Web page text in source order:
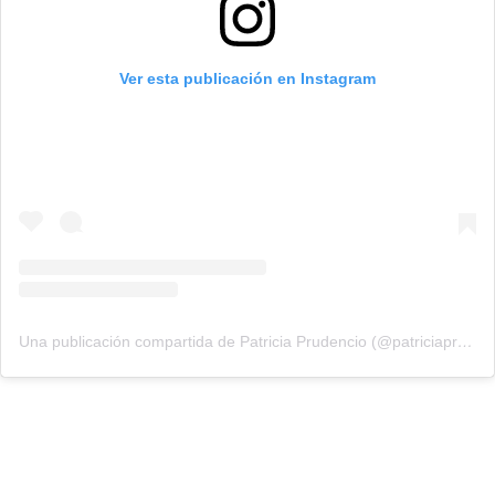
Ver esta publicación en Instagram
Una publicación compartida de Patricia Prudencio (@patriciaprudencio98)